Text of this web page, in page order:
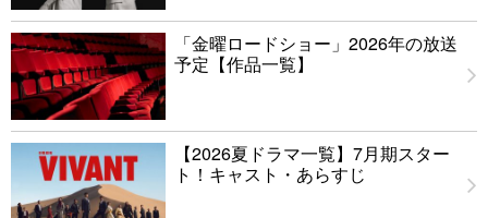
「金曜ロードショー」2026年の放送
予定【作品一覧】
【2026夏ドラマ一覧】7月期スター
ト！キャスト・あらすじ